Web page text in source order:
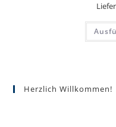
Herzlich Willkommen!